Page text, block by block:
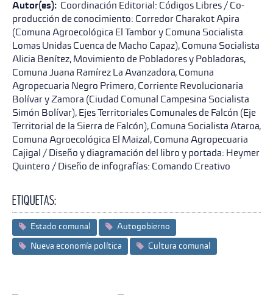
Autor(es): Coordinación Editorial: Códigos Libres / Co-
producción de conocimiento: Corredor Charakot Apira
(Comuna Agroecológica El Tambor y Comuna Socialista
Lomas Unidas Cuenca de Macho Capaz), Comuna Socialista
Alicia Benítez, Movimiento de Pobladores y Pobladoras,
Comuna Juana Ramírez La Avanzadora, Comuna
Agropecuaria Negro Primero, Corriente Revolucionaria
Bolívar y Zamora (Ciudad Comunal Campesina Socialista
Simón Bolívar), Ejes Territoriales Comunales de Falcón (Eje
Territorial de la Sierra de Falcón), Comuna Socialista Ataroa,
Comuna Agroecológica El Maizal, Comuna Agropecuaria
Cajigal / Diseño y diagramación del libro y portada: Heymer
Quintero / Diseño de infografías: Comando Creativo
Etiquetas:
Estado comunal Autogobierno
Nueva economía política Cultura comunal